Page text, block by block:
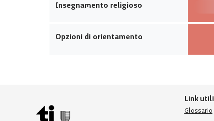
Insegnamento religioso
Opzioni di orientamento
Link utili
Glossario